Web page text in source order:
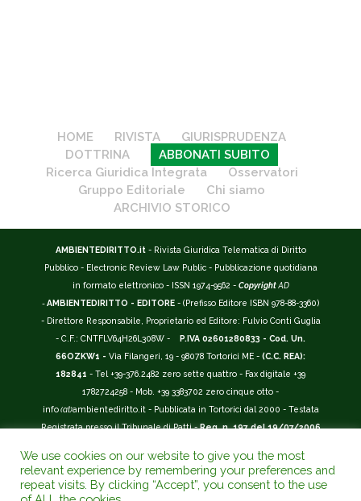
HOME RIVISTA
GIURISPRUDENZA
DOTTRINA
ABBONATI SUBITO
Ricerca Giuridica Integrata
Osservatori
Gruppo Editoriale
Chi siamo
ARCHIVIO STORICO
AMBIENTEDIRITTO.it - Rivista Giuridica Telematica di Diritto
Pubblico - Electronic Review Law Public - Pubblicazione quotidiana
in formato elettronico - ISSN 1974-9562 - Copyright AD
-AMBIENTEDIRITTO - EDITORE - (Prefisso Editore ISBN 978-88-3360)
- Direttore Responsabile, Proprietario ed Editore: Fulvio Conti Guglia
- C.F.: CNTFLV64H26L308W -
P.IVA 02601280833 - Cod. Un.
66OZKW1 - Via Filangeri, 19 - 98078 Tortorici ME - (C.C. REA):
182841 - Tel +39-376.2482 zero sette quattro - Fax digitale +39
1782724258 - Mob. +39 3383702 zero cinque otto -
info(at)ambientediritto.it - Pubblicata in Tortorici dal 2000 - Testata
Registrata presso il Tribunale di Patti -Reg. n. 197 del 19/07/2006
__________
La Rivista Giuridica AMBIENTEDIRITTO.IT ISSN 1974-9562
riconosciuta ed inserita nell'Area 12 - (
We use cookies on our website to give you the most
relevant experience by remembering your preferences and
repeat visits. By clicking “Accept”, you consent to the use